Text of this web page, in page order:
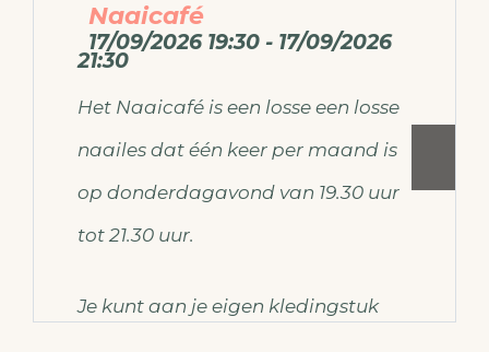
Naaicafé
17/09/2026 19:30 - 17/09/2026
21:30
Het Naaicafé is een losse een losse
naailes dat één keer per maand is
op donderdagavond van 19.30 uur
tot 21.30 uur.
Je kunt aan je eigen kledingstuk